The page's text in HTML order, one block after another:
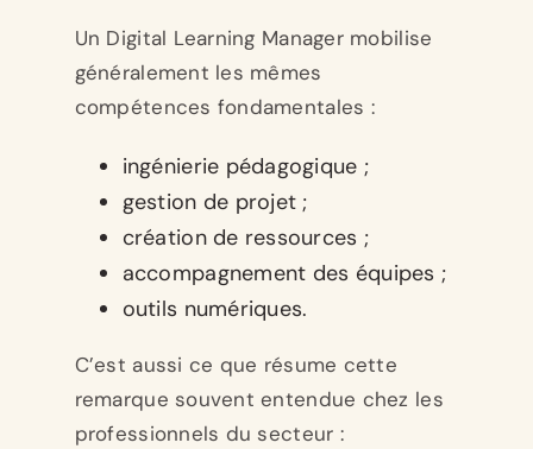
Un Digital Learning Manager mobilise
généralement les mêmes
compétences fondamentales :
ingénierie pédagogique ;
gestion de projet ;
création de ressources ;
accompagnement des équipes ;
outils numériques.
C’est aussi ce que résume cette
remarque souvent entendue chez les
professionnels du secteur :